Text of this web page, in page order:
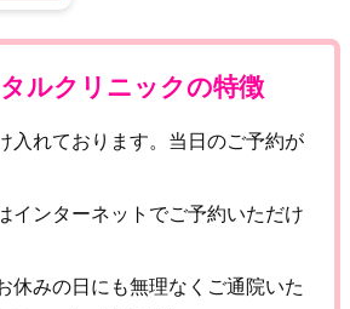
ルクリニックの特徴
入れております。当日のご予約が
インターネットでご予約いただけ
休みの日にも無理なくご通院いた